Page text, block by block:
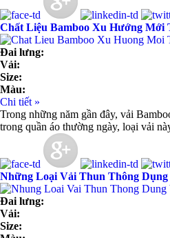
Chất Liệu Bamboo Xu Hướng Mới
Đai lưng:
Vải:
Size:
Màu:
Chi tiết »
Trong những năm gần đây, vải
trong quần áo thường ngày, loại vải
Những Loại Vải Thun Thông
Đai lưng:
Vải:
Size: